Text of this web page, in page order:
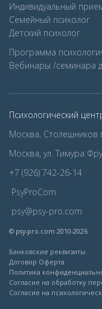
Индивидуальный
Семейный психолог
Детcкий психолог
Программа
Вебинары /семинара
Психологический
Москва, Столешников
Москва, ул. Тимура
+7 (926) 742-26-14
PsyProCom
psy@psy-pro.com
© psy-pro.com 2010-2026
Банковские реквизиты
Договор Оферта
Политика
Согласие на обработку
Согласие на